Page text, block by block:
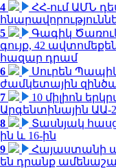
4
ՀՀ-ում ԱՄՆ
5
Գագիկ
գույք, 42
հազար դրամ
6
Սուրեն
ժամկետային
7
10 միլիոն
Արգենտինային ԱԱ-
8
Տասնյակ
ին և 16-ին
9
Հայաստանի
են դրանք